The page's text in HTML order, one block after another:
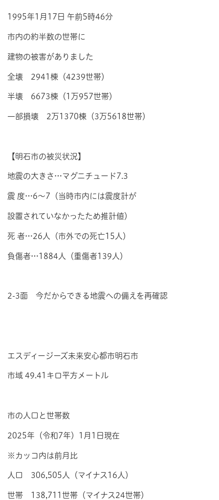
1995年1月17日 午前5時46分
市内の約半数の世帯に
建物の被害がありました
全壊 2941棟（4239世帯）
半壊 6673棟（1万957世帯）
一部損壊 2万1370棟（3万5618世帯）
【明石市の被災状況】
地震の大きさ…マグニチュード7.3
震 度…6～7（当時市内には震度計が
設置されていなかったため推計値）
死 者…26人（市外での死亡15人）
負傷者…1884人（重傷者139人）
2-3面 今だからできる地震への備えを再確認
エスディージーズ未来安心都市明石市
市域 49.41キロ平方メートル
市の人口と世帯数
2025年（令和7年）1月1日現在
※カッコ内は前月比
人口 306,505人（マイナス16人）
世帯 138,711世帯（マイナス24世帯）